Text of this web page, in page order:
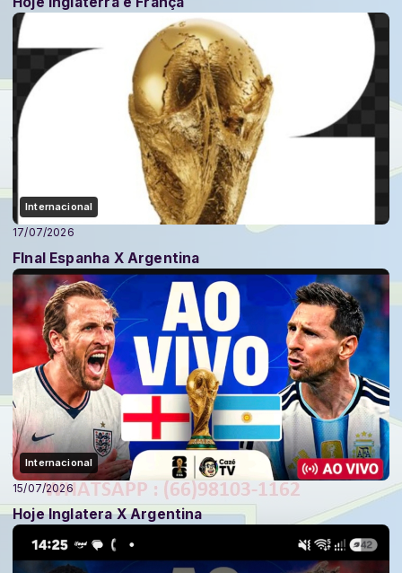
Internacional
17/07/2026
FInal Espanha X Argentina
Internacional
15/07/2026
Hoje Inglatera X Argentina